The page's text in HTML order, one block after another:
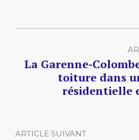
La Garenne-
toiture dans
résidentielle
ARTICLE SUIVANT